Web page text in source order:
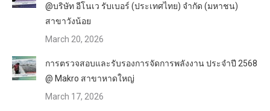
@บริษัท อีโนเว รับเบอร์ (ประเทศไทย) จำกัด (มหาชน)
สาขาวังน้อย
March 20, 2026
การตรวจสอบและรับรองการจัดการพลังงาน ประจำปี 2568
@ Makro สาขาหาดใหญ่
March 17, 2026